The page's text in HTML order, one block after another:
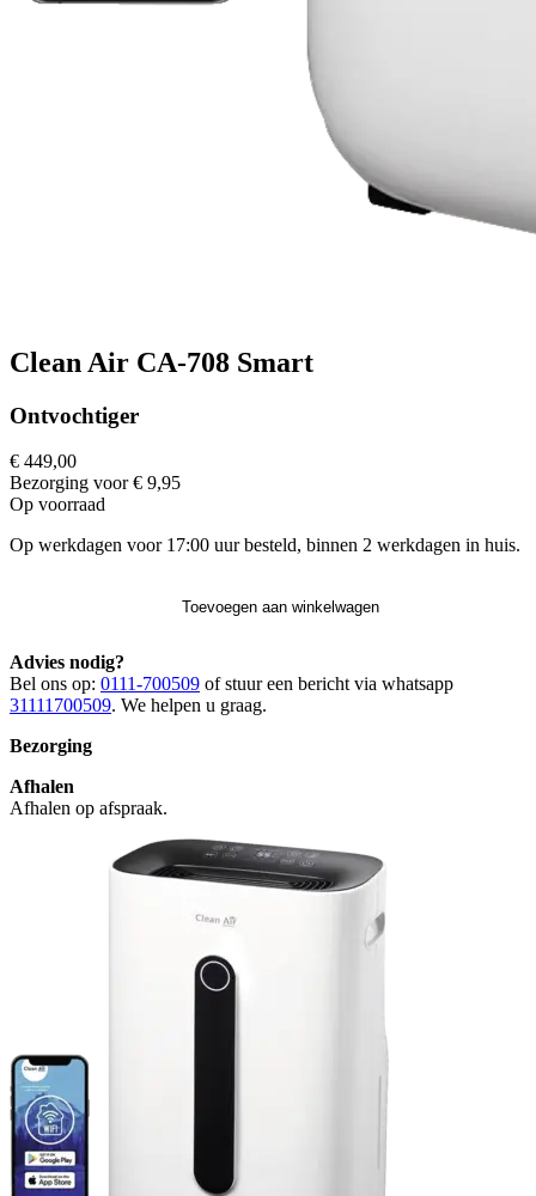
Clean Air CA-708 Smart
Ontvochtiger
€ 449,00
Bezorging voor € 9,95
Op voorraad
Op werkdagen voor 17:00 uur besteld, binnen 2 werkdagen in huis.
Toevoegen aan winkelwagen
Advies nodig?
Bel ons op: 0111-700509 of stuur een bericht via whatsapp
31111700509. We helpen u graag.
Bezorging
Afhalen
Afhalen op afspraak.